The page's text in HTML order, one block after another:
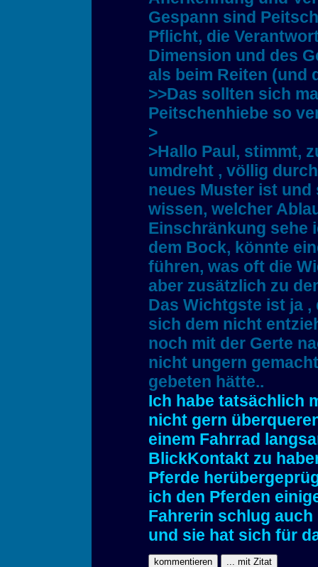
Gespann sind
Pflicht, die
Dimension und des
als beim Reiten (und
>>Das sollten sich
Peitschenhiebe so
>
>Hallo Paul, stimmt,
umdreht , völlig
neues Muster ist
wissen, welcher
Einschränkung sehe
dem Bock, könnte
führen, was oft die
aber zusätzlich zu
Das Wichtgste ist ja
sich dem nicht
noch mit der Gerte
nicht ungern
gebeten hätte..
Ich habe tatsächlich
nicht gern
einem Fahrrad
BlickKontakt zu
Pferde
ich den Pferden
Fahrerin schlug
und sie hat sich für